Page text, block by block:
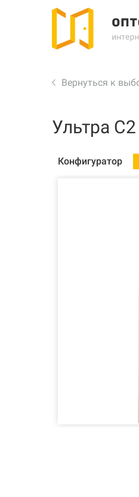
Вернуться к
Ультра С2
Конфигуратор